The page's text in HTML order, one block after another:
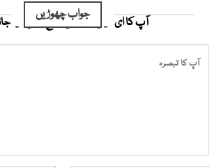
جواب چھوڑیں
آپ کا ای میل ایڈریس شائع نہیں کیا